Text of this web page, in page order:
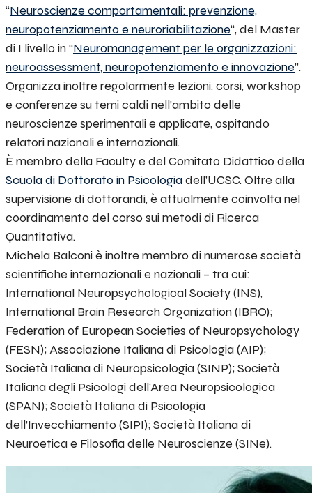
“Neuroscienze comportamentali: prevenzione,
neuropotenziamento e neuroriabilitazione“, del Master
di I livello in “Neuromanagement per le organizzazioni:
neuroassessment, neuropotenziamento e innovazione”.
Organizza inoltre regolarmente lezioni, corsi, workshop
e conferenze su temi caldi nell’ambito delle
neuroscienze sperimentali e applicate, ospitando
relatori nazionali e internazionali.
È membro della Faculty e del Comitato Didattico della
Scuola di Dottorato in Psicologiadell’UCSC. Oltre alla
supervisione di dottorandi, è attualmente coinvolta nel
coordinamento del corso sui metodi di Ricerca
Quantitativa.
Michela Balconi è inoltre membro di numerose società
scientifiche internazionali e nazionali – tra cui:
International Neuropsychological Society (INS),
International Brain Research Organization (IBRO);
Federation of European Societies of Neuropsychology
(FESN); Associazione Italiana di Psicologia (AIP);
Società Italiana di Neuropsicologia (SINP); Società
Italiana degli Psicologi dell’Area Neuropsicologica
(SPAN); Società Italiana di Psicologia
dell’Invecchiamento (SIPI); Società Italiana di
Neuroetica e Filosofia delle Neuroscienze (SINe).